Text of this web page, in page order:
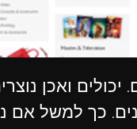
יכולים ואכן
כך למשל